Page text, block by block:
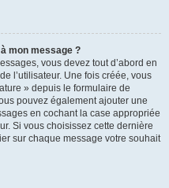
mon message ?
vous devez tout d’abord en
l’utilisateur. Une fois créée, vous
» depuis le formulaire de
pouvez également ajouter une
en cochant la case appropriée
Si vous choisissez cette dernière
sur chaque message votre souhait